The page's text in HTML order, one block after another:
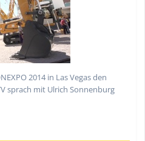
2014 in Las Vegas den
sprach mit Ulrich Sonnenburg